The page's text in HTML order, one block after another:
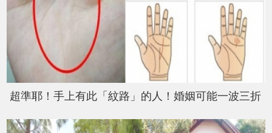
超準耶！手上有此「紋路」的人！婚姻可能一波三折